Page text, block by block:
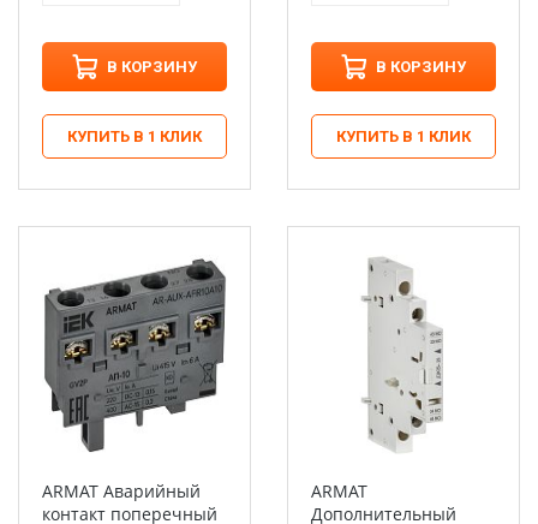
В КОРЗИНУ
КУПИТЬ В 1 КЛИК
В КОРЗИНУ
КУПИТЬ В 1 КЛИК
ARMAT Аварийный
контакт поперечный
ARMAT
Дополнительный